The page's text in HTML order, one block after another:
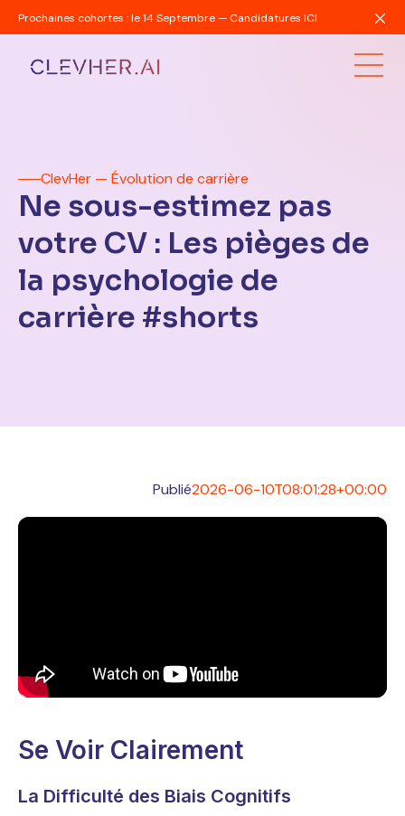
Prochaines cohortes : le 14 Septembre — Candidatures ICI
ClevHer — Évolution de carrière
Ne sous-estimez pas
votre CV : Les pièges de
la psychologie de
carrière #shorts
Publié2026-06-10T08:01:28+00:00
Se Voir Clairement
La Difficulté des Biais Cognitifs